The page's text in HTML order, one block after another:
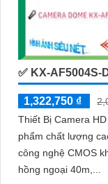
✅ KX-AF5004S-
1,322,750 ₫
Thiết Bị Camera
phẩm chất lượng
công nghệ CMOS
hồng ngoại 40m,...